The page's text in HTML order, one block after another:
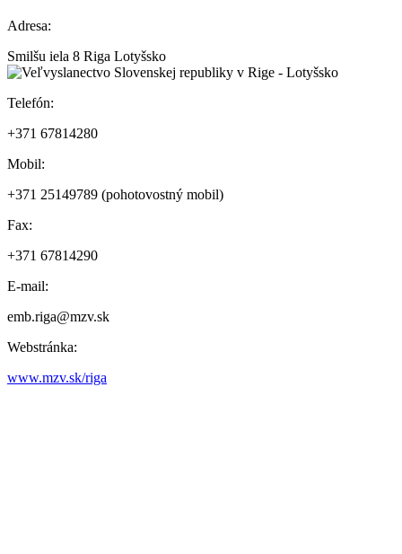
Adresa:
Smilšu iela 8 Riga Lotyšsko
Telefón:
+371 67814280
Mobil:
+371 25149789 (pohotovostný mobil)
Fax:
+371 67814290
E-mail:
emb.riga@mzv.sk
Webstránka:
www.mzv.sk/riga